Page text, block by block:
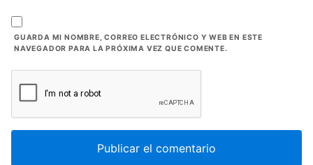
GUARDA MI NOMBRE, CORREO ELECTRÓNICO Y WEB EN ESTE
NAVEGADOR PARA LA PRÓXIMA VEZ QUE COMENTE.